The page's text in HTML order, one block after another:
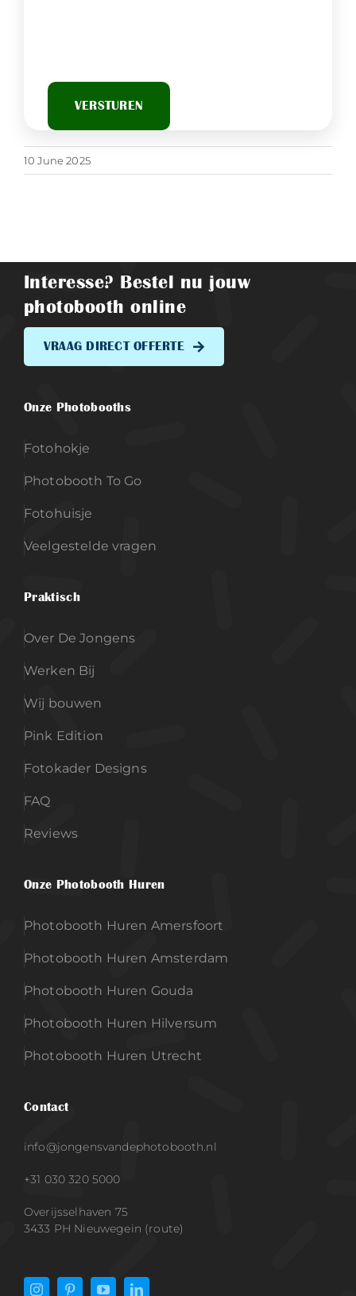
10 June 2025
Interesse? Bestel nu jouw
photobooth online
VRAAG DIRECT OFFERTE
Onze Photobooths
Fotohokje
Photobooth To Go
Fotohuisje
Veelgestelde vragen
Praktisch
Over De Jongens
Werken Bij
Wij bouwen
Pink Edition
Fotokader Designs
FAQ
Reviews
Onze Photobooth Huren
Photobooth Huren Amersfoort
Photobooth Huren Amsterdam
Photobooth Huren Gouda
Photobooth Huren Hilversum
Photobooth Huren Utrecht
Contact
info@jongensvandephotobooth.nl
+31 030 320 5000
Overijsselhaven 75
3433 PH Nieuwegein (route)